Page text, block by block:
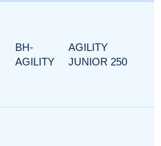
BH-
AGILITY
AGILITY
JUNIOR 250